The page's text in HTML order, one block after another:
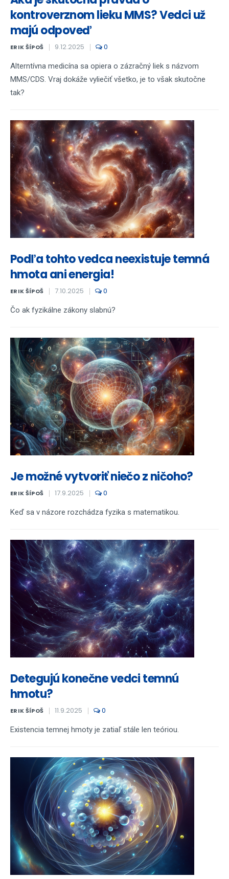
kontroverznom lieku MMS? Vedci už
majú odpoveď
ERIK ŠÍPOŠ 9.12.2025 0
Alterntívna medicína sa opiera o zázračný liek s názvom
MMS/CDS. Vraj dokáže vyliečiť všetko, je to však skutočne
tak?
Podľa tohto vedca neexistuje temná
hmota ani energia!
ERIK ŠÍPOŠ 7.10.2025 0
Čo ak fyzikálne zákony slabnú?
Je možné vytvoriť niečo z ničoho?
ERIK ŠÍPOŠ 17.9.2025 0
Keď sa v názore rozchádza fyzika s matematikou.
Detegujú konečne vedci temnú
hmotu?
ERIK ŠÍPOŠ 11.9.2025 0
Existencia temnej hmoty je zatiaľ stále len teóriou.